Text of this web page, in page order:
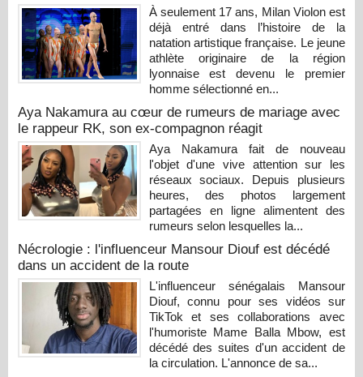
À seulement 17 ans, Milan Violon est
déjà entré dans l’histoire de la
natation artistique française. Le jeune
athlète originaire de la région
lyonnaise est devenu le premier
homme sélectionné en...
Aya Nakamura au cœur de rumeurs de mariage avec
le rappeur RK, son ex-compagnon réagit
Aya Nakamura fait de nouveau
l'objet d'une vive attention sur les
réseaux sociaux. Depuis plusieurs
heures, des photos largement
partagées en ligne alimentent des
rumeurs selon lesquelles la...
Nécrologie : l'influenceur Mansour Diouf est décédé
dans un accident de la route
L'influenceur sénégalais Mansour
Diouf, connu pour ses vidéos sur
TikTok et ses collaborations avec
l'humoriste Mame Balla Mbow, est
décédé des suites d'un accident de
la circulation. L'annonce de sa...